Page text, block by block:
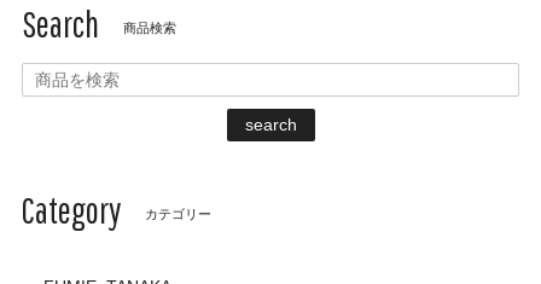
Search 商品検索
search
Category カテゴリー